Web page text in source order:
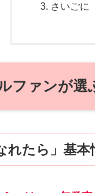
さいごに
ファンが選
れたら」基本